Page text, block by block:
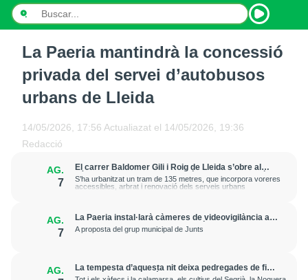
ESPORTS
La Paeria mantindrà la concessió
privada del servei d’autobusos
urbans de Lleida
14/05/2026, 17:56 Actualiazat el 14/05/2026, 19:36
Redacció
AG.
7
El carrer Baldomer Gili i Roig de Lleida s’obre al
trànsit per millorar la connexió entre Ciutat Jardí i
l’entorn de Rovira Roure
S’ha urbanitzat un tram de 135 metres, que incorpora voreres
accessibles, arbrat i renovació dels serveis urbans
AG.
7
La Paeria instal·larà càmeres de videovigilància a
la plaça Edil Saturnino, a l'estació
A proposta del grup municipal de Junts
AG.
La tempesta d’aquesta nit deixa pedregades de fins
a 7 cm a Raimat, però la verema no pateix